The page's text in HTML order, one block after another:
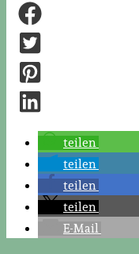
teilen
teilen
teilen
teilen
E-Mail